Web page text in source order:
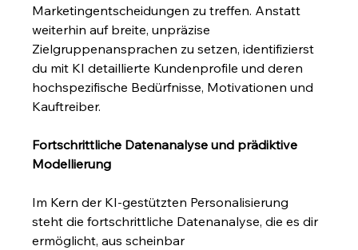
Marketingentscheidungen zu treffen. Anstatt
weiterhin auf breite, unpräzise
Zielgruppenansprachen zu setzen, identifizierst
du mit KI detaillierte Kundenprofile und deren
hochspezifische Bedürfnisse, Motivationen und
Kauftreiber.
Fortschrittliche Datenanalyse und prädiktive
Modellierung
Im Kern der KI-gestützten Personalisierung
steht die fortschrittliche Datenanalyse, die es dir
ermöglicht, aus scheinbar